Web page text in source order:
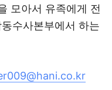
모아서 유족에게 전
수사본부에서 하는